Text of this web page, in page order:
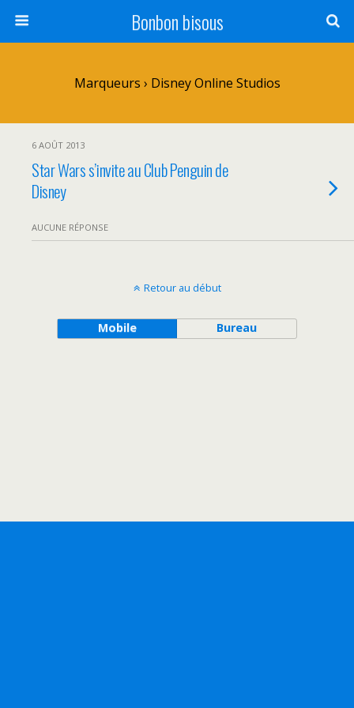
Bonbon bisous
Marqueurs › Disney Online Studios
6 AOÛT 2013
Star Wars s’invite au Club Penguin de
Disney
AUCUNE RÉPONSE
Retour au début
Mobile Bureau